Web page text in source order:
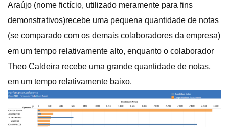
Araújo (nome fictício, utilizado meramente para fins
demonstrativos)recebe uma pequena quantidade de notas
(se comparado com os demais colaboradores da empresa)
em um tempo relativamente alto, enquanto o colaborador
Theo Caldeira recebe uma grande quantidade de notas,
em um tempo relativamente baixo.